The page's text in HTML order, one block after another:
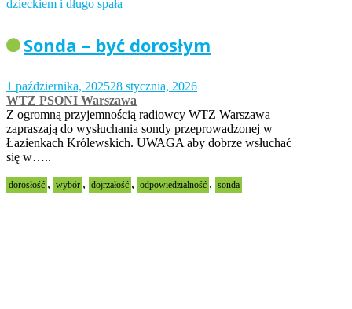
Sonda – być dorosłym
1 października, 202528 stycznia, 2026
WTZ PSONI Warszawa
Z ogromną przyjemnością radiowcy WTZ Warszawa
zapraszają do wysłuchania sondy przeprowadzonej w
Łazienkach Królewskich. UWAGA aby dobrze wsłuchać
się w…..
dorosłość , wybór , dojrzałość , odpowiedzialność , sonda